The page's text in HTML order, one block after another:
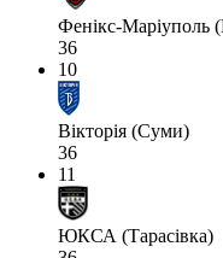
Фенікс-Маріуполь
36
10
Вікторія (Суми)
36
11
ЮКСА (Тарасівка)